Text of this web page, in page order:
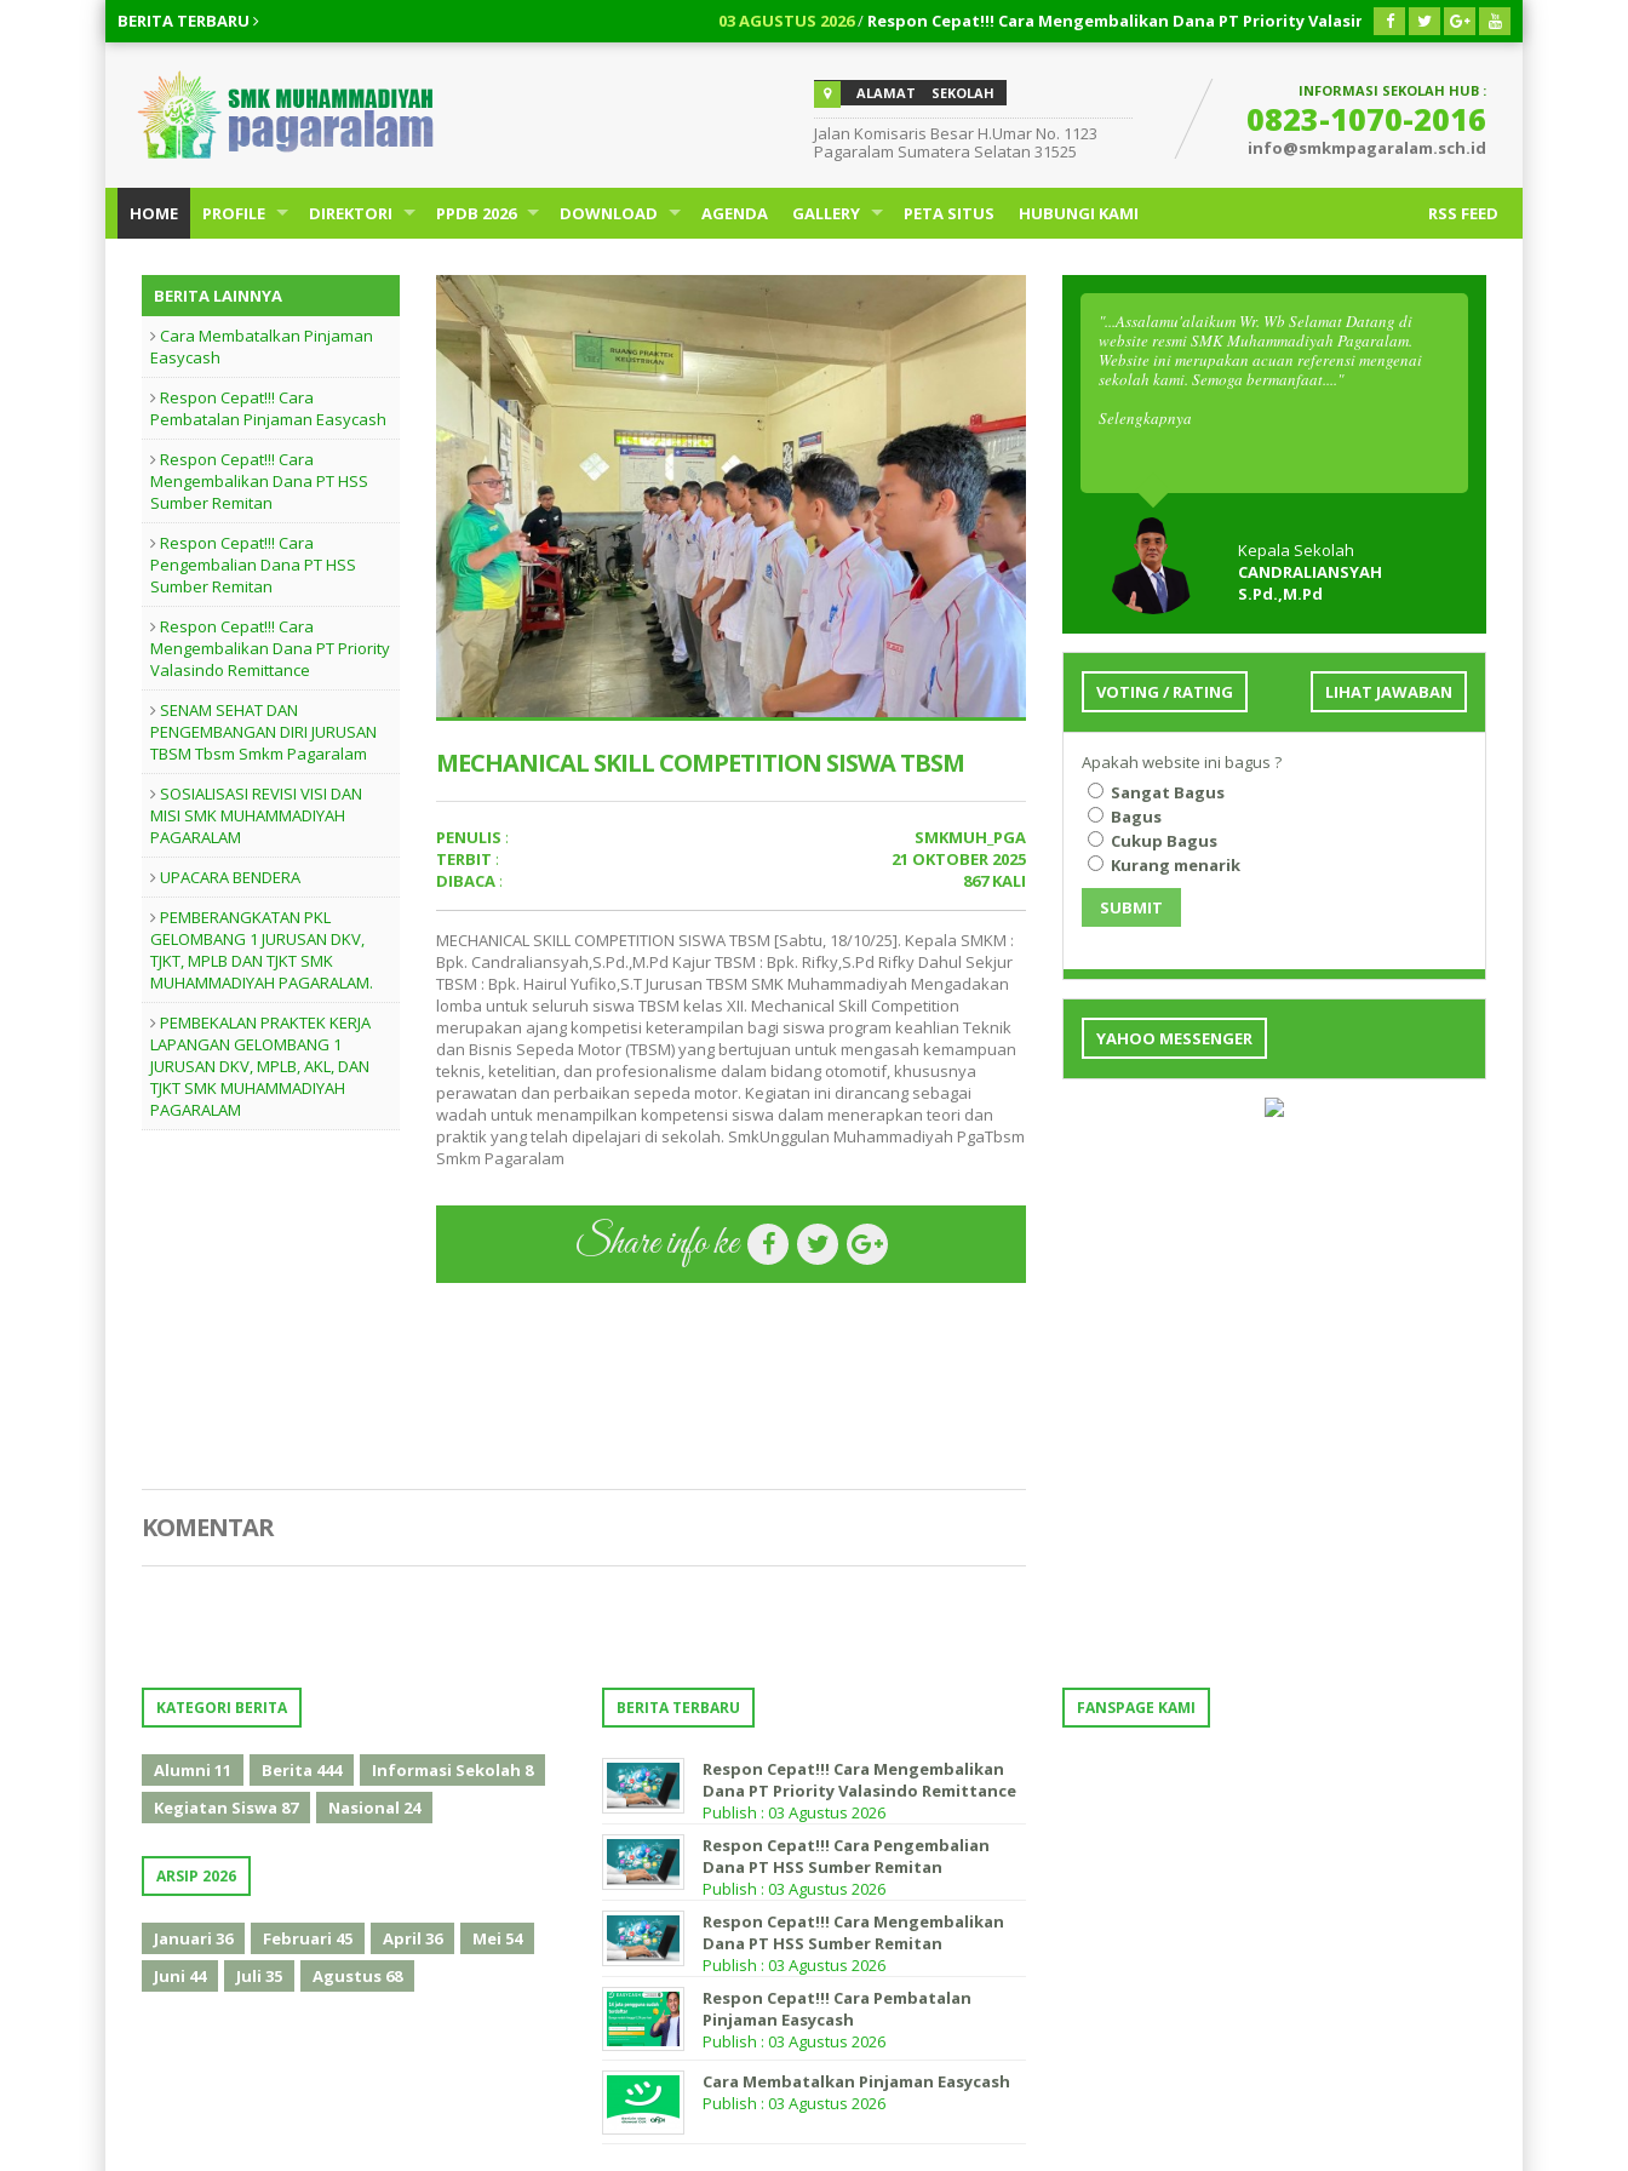
BERITA TERBARU 03 AGUSTUS 2026/Respon Cepat!!! Cara Mengembalikan Dana PT Priority Valasindo Remittance 03 AGUSTUS 2026
ALAMAT SEKOLAH
Jalan Komisaris Besar H.Umar No. 1123
Pagaralam Sumatera Selatan 31525
INFORMASI SEKOLAH HUB :
0823-1070-2016
info@smkmpagaralam.sch.id
HOME PROFILE DIREKTORI PPDB 2026 DOWNLOAD AGENDA GALLERY PETA SITUS HUBUNGI KAMI RSS FEED
MECHANICAL SKILL COMPETITION SISWA TBSM
PENULIS :
SMKMUH_PGA
TERBIT :
21 OKTOBER 2025
DIBACA : 867 KALI
MECHANICAL SKILL COMPETITION SISWA TBSM [Sabtu, 18/10/25]. Kepala SMKM :
Bpk. Candraliansyah,S.Pd.,M.Pd Kajur TBSM : Bpk. Rifky,S.Pd Rifky Dahul Sekjur
TBSM : Bpk. Hairul Yufiko,S.T Jurusan TBSM SMK Muhammadiyah Mengadakan
lomba untuk seluruh siswa TBSM kelas XII. Mechanical Skill Competition
merupakan ajang kompetisi keterampilan bagi siswa program keahlian Teknik
dan Bisnis Sepeda Motor (TBSM) yang bertujuan untuk mengasah kemampuan
teknis, ketelitian, dan profesionalisme dalam bidang otomotif, khususnya
perawatan dan perbaikan sepeda motor. Kegiatan ini dirancang sebagai
wadah untuk menampilkan kompetensi siswa dalam menerapkan teori dan
praktik yang telah dipelajari di sekolah. SmkUnggulan Muhammadiyah PgaTbsm
Smkm Pagaralam
Share info ke
BERITA LAINNYA
Cara Membatalkan Pinjaman
Easycash
Respon Cepat!!! Cara
Pembatalan Pinjaman Easycash
Respon Cepat!!! Cara
Mengembalikan Dana PT HSS
Sumber Remitan
Respon Cepat!!! Cara
Pengembalian Dana PT HSS
Sumber Remitan
Respon Cepat!!! Cara
Mengembalikan Dana PT Priority
Valasindo Remittance
SENAM SEHAT DAN
PENGEMBANGAN DIRI JURUSAN
TBSM Tbsm Smkm Pagaralam
SOSIALISASI REVISI VISI DAN
MISI SMK MUHAMMADIYAH
PAGARALAM
UPACARA BENDERA
PEMBERANGKATAN PKL
GELOMBANG 1 JURUSAN DKV,
TJKT, MPLB DAN TJKT SMK
MUHAMMADIYAH PAGARALAM.
PEMBEKALAN PRAKTEK KERJA
LAPANGAN GELOMBANG 1
JURUSAN DKV, MPLB, AKL, DAN
TJKT SMK MUHAMMADIYAH
PAGARALAM
KOMENTAR
"...Assalamu'alaikum Wr. Wb Selamat Datang di
website resmi SMK Muhammadiyah Pagaralam.
Website ini merupakan acuan referensi mengenai
sekolah kami. Semoga bermanfaat...."
Selengkapnya
Kepala Sekolah
CANDRALIANSYAH
S.Pd.,M.Pd
VOTING / RATING LIHAT JAWABAN
Apakah website ini bagus ?
Sangat Bagus
Bagus
Cukup Bagus
Kurang menarik
SUBMIT
YAHOO MESSENGER
KATEGORI BERITA
Alumni 11 Berita 444 Informasi Sekolah 8
Kegiatan Siswa 87 Nasional 24
ARSIP 2026
Januari 36 Februari 45 April 36 Mei 54
Juni 44 Juli 35 Agustus 68
BERITA TERBARU
Respon Cepat!!! Cara Mengembalikan
Dana PT Priority Valasindo Remittance
Publish : 03 Agustus 2026
Respon Cepat!!! Cara Pengembalian
Dana PT HSS Sumber Remitan
Publish : 03 Agustus 2026
Respon Cepat!!! Cara Mengembalikan
Dana PT HSS Sumber Remitan
Publish : 03 Agustus 2026
Respon Cepat!!! Cara Pembatalan
Pinjaman Easycash
Publish : 03 Agustus 2026
Cara Membatalkan Pinjaman Easycash
Publish : 03 Agustus 2026
FANSPAGE KAMI